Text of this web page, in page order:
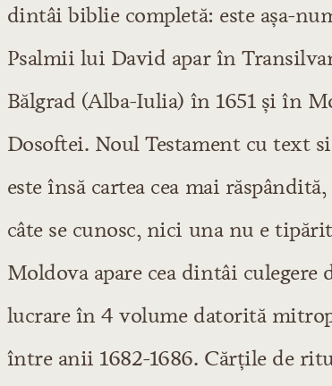
Literatura veche
Secolul XVI
Secolul XVII
Secolul XVIII
Secolul XVI
Secolul XVII
Şcoala ardeleană
Samuil Micu
Petru Maior
dintâi biblie completă: este aşa-
Psalmii lui David apar în
Bălgrad (Alba-Iulia) în 1651 şi în
Dosoftei. Noul Testament cu text
este însă cartea cea mai
câte se cunosc, nici una nu e
Moldova apare cea dintâi
lucrare în 4 volume datorită
între anii 1682-1686. Cărţile de